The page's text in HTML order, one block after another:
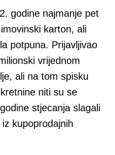
godine najmanje pet
karton, ali
potpuna. Prijavljivao
vrijednom
ali na tom spisku
niti su se
stjecanja slagali
kupoprodajnih